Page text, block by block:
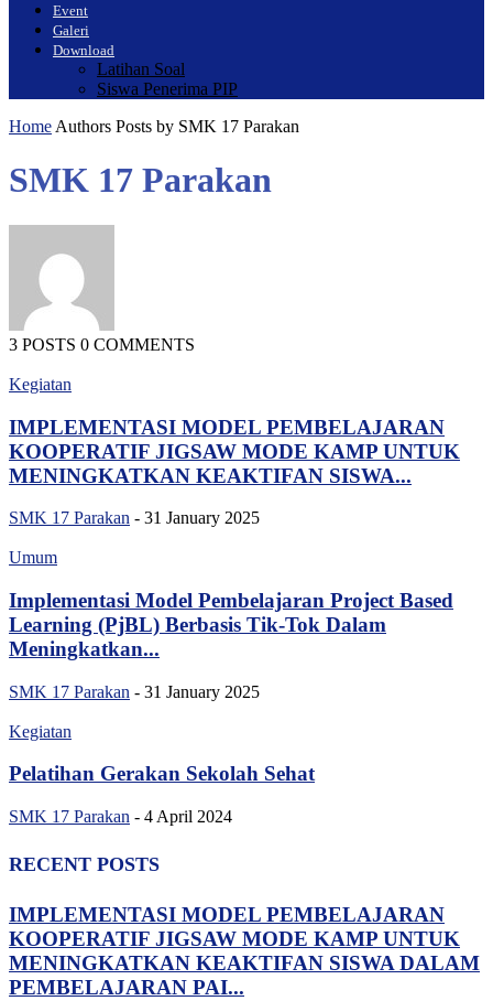
Event
Galeri
Download
Latihan Soal
Siswa Penerima PIP
Home Authors Posts by SMK 17 Parakan
SMK 17 Parakan
3 POSTS 0 COMMENTS
Kegiatan
IMPLEMENTASI MODEL PEMBELAJARAN
KOOPERATIF JIGSAW MODE KAMP UNTUK
MENINGKATKAN KEAKTIFAN SISWA...
SMK 17 Parakan - 31 January 2025
Umum
Implementasi Model Pembelajaran Project Based
Learning (PjBL) Berbasis Tik-Tok Dalam
Meningkatkan...
SMK 17 Parakan - 31 January 2025
Kegiatan
Pelatihan Gerakan Sekolah Sehat
SMK 17 Parakan - 4 April 2024
RECENT POSTS
IMPLEMENTASI MODEL PEMBELAJARAN
KOOPERATIF JIGSAW MODE KAMP UNTUK
MENINGKATKAN KEAKTIFAN SISWA DALAM
PEMBELAJARAN PAI...